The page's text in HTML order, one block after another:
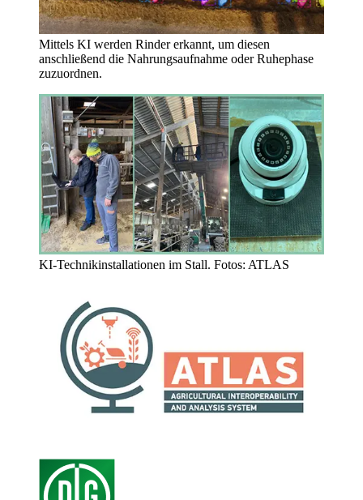
Mittels KI werden Rinder erkannt, um diesen
anschließend die Nahrungsaufnahme oder Ruhephase
zuzuordnen.
KI-Technikinstallationen im Stall. Fotos: ATLAS